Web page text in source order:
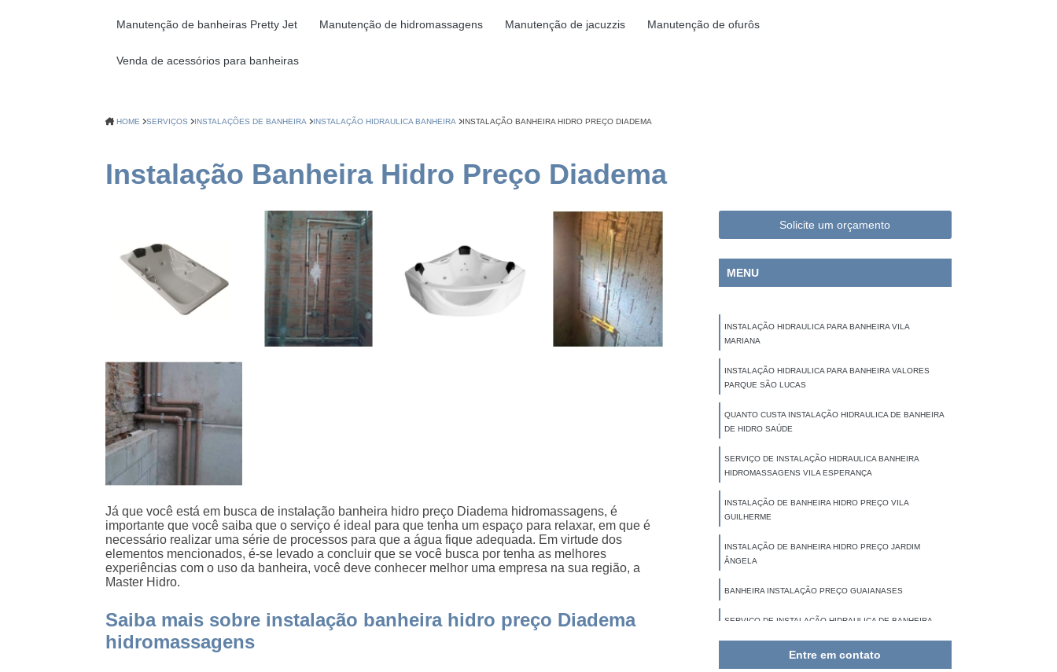
Manutenção de banheiras Pretty Jet Manutenção de hidromassagens Manutenção de jacuzzis Manutenção de ofurôs
Venda de acessórios para banheiras
HOME SERVIÇOS INSTALAÇÕES DE BANHEIRA INSTALAÇÃO HIDRAULICA BANHEIRA INSTALAÇÃO BANHEIRA HIDRO PREÇO DIADEMA
Instalação Banheira Hidro Preço Diadema
Já que você está em busca de instalação banheira hidro preço Diadema hidromassagens, é
importante que você saiba que o serviço é ideal para que tenha um espaço para relaxar, em que é
necessário realizar uma série de processos para que a água fique adequada. Em virtude dos
elementos mencionados, é-se levado a concluir que se você busca por tenha as melhores
experiências com o uso da banheira, você deve conhecer melhor uma empresa na sua região, a
Master Hidro.
Saiba mais sobre instalação banheira hidro preço Diadema
hidromassagens
Solicite um orçamento
MENU
INSTALAÇÃO HIDRAULICA PARA BANHEIRA VILA
MARIANA
INSTALAÇÃO HIDRAULICA PARA BANHEIRA VALORES
PARQUE SÃO LUCAS
QUANTO CUSTA INSTALAÇÃO HIDRAULICA DE BANHEIRA
DE HIDRO SAÚDE
SERVIÇO DE INSTALAÇÃO HIDRAULICA BANHEIRA
HIDROMASSAGENS VILA ESPERANÇA
INSTALAÇÃO DE BANHEIRA HIDRO PREÇO VILA
GUILHERME
INSTALAÇÃO DE BANHEIRA HIDRO PREÇO JARDIM
ÂNGELA
BANHEIRA INSTALAÇÃO PREÇO GUAIANASES
SERVIÇO DE INSTALAÇÃO HIDRAULICA DE BANHEIRA
Entre em contato